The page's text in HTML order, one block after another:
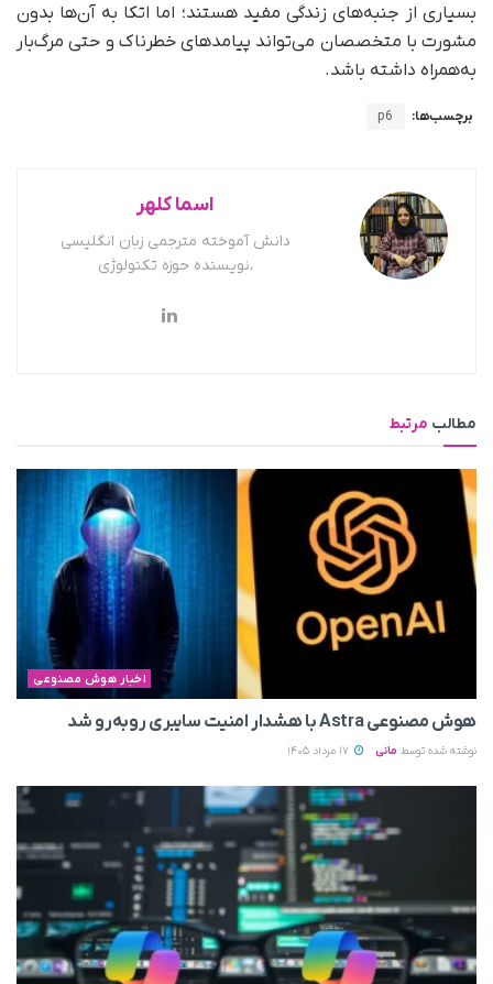
بسیاری از جنبه‌های زندگی مفید هستند؛ اما اتکا به آن‌ها بدون
مشورت با متخصصان می‌تواند پیامدهای خطرناک و حتی مرگ‌بار
به‌همراه داشته باشد.
برچسب‌ها: p6
اسما کلهر
دانش آموخته مترجمی زبان انگلیسی
،نویسنده حوزه تکنولوژی
مطالب مرتبط
اخبار هوش مصنوعی
هوش مصنوعی Astra با هشدار امنیت سایبری روبه‌رو شد
نوشته شده توسط مانی